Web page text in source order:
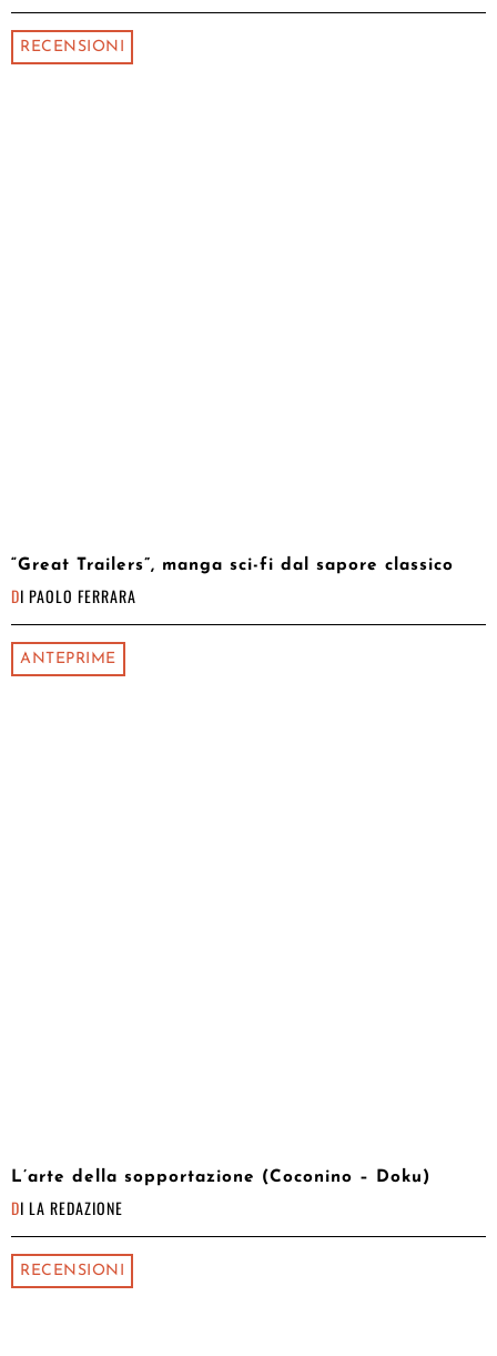
RECENSIONI
“Great Trailers”, manga sci-fi dal sapore classico
DI PAOLO FERRARA
ANTEPRIME
L’arte della sopportazione (Coconino – Doku)
DI LA REDAZIONE
RECENSIONI